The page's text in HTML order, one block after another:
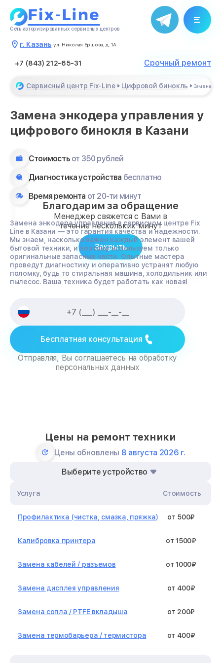
Сеть авторизированных сервисных центров
г. Казань ул. Николая Ершова, д. 1А
+7 (843) 212-65-31 Срочный ремонт
Сервисный центр Fix-Line Цифровой бинокль Замена
Замена энкодера управления у
цифрового бинокля в Казани
Стоимость от 350 рублей
Диагностика устройства бесплатно
Время ремонта от 20-ти минут
Замена энкодера управления в сервисном центре Fix
Line в Казани — это гарантия качества и надежности.
Мы знаем, насколько важен каждый элемент вашей
бытовой техники, и поэтому используем только
оригинальные запасные части. Опытные мастера
проведут диагностику и оперативно устранят любую
поломку, будь то стиральная машина, холодильник или
пылесос. Ваша техника будет работать как новая!
Бесплатная консультация
Отправляя, Вы соглашаетесь на обработку
персональных данных
Цены на ремонт техники
Цены обновлены 8 августа 2026 г.
Выберите устройство
Услуга Стоимость
Профилактика (чистка, смазка, пряжка) от 500₽
Калибровка принтера от 1500₽
Замена кабелей / разъемов от 1000₽
Замена дисплея управления от 400₽
Замена сопла / PTFE вкладыша от 200₽
Замена термобарьера / термистора от 400₽
Благодарим за обращение
Менеджер свяжется с Вами в
течение нескольких минут
Закрыть